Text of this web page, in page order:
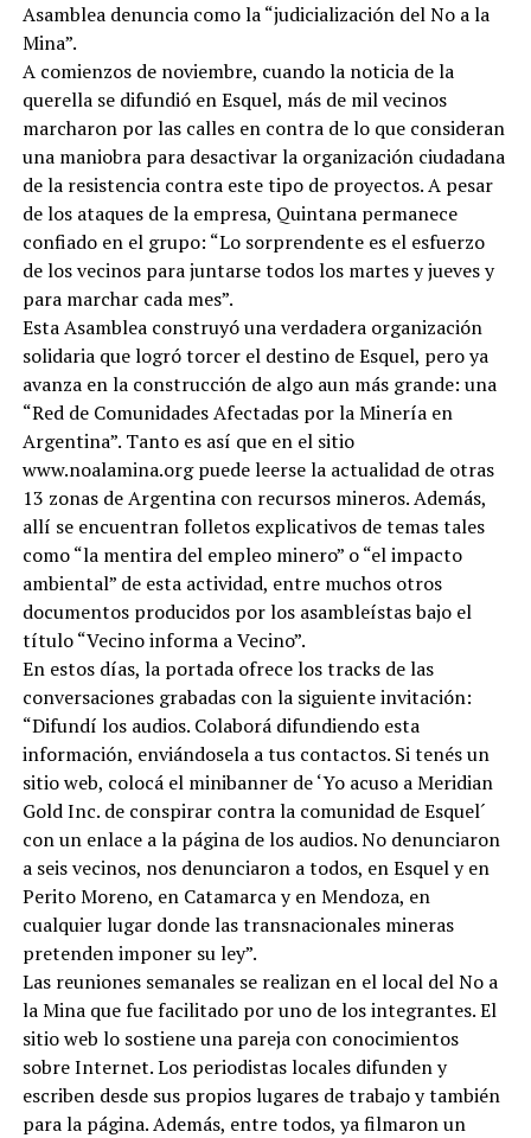
Asamblea denuncia como la “judicialización del No a la
Mina”.
A comienzos de noviembre, cuando la noticia de la
querella se difundió en Esquel, más de mil vecinos
marcharon por las calles en contra de lo que consideran
una maniobra para desactivar la organización ciudadana
de la resistencia contra este tipo de proyectos. A pesar
de los ataques de la empresa, Quintana permanece
confiado en el grupo: “Lo sorprendente es el esfuerzo
de los vecinos para juntarse todos los martes y jueves y
para marchar cada mes”.
Esta Asamblea construyó una verdadera organización
solidaria que logró torcer el destino de Esquel, pero ya
avanza en la construcción de algo aun más grande: una
“Red de Comunidades Afectadas por la Minería en
Argentina”. Tanto es así que en el sitio
www.noalamina.org puede leerse la actualidad de otras
13 zonas de Argentina con recursos mineros. Además,
allí se encuentran folletos explicativos de temas tales
como “la mentira del empleo minero” o “el impacto
ambiental” de esta actividad, entre muchos otros
documentos producidos por los asambleístas bajo el
título “Vecino informa a Vecino”.
En estos días, la portada ofrece los tracks de las
conversaciones grabadas con la siguiente invitación:
“Difundí los audios. Colaborá difundiendo esta
información, enviándosela a tus contactos. Si tenés un
sitio web, colocá el minibanner de ‘Yo acuso a Meridian
Gold Inc. de conspirar contra la comunidad de Esquel´
con un enlace a la página de los audios. No denunciaron
a seis vecinos, nos denunciaron a todos, en Esquel y en
Perito Moreno, en Catamarca y en Mendoza, en
cualquier lugar donde las transnacionales mineras
pretenden imponer su ley”.
Las reuniones semanales se realizan en el local del No a
la Mina que fue facilitado por uno de los integrantes. El
sitio web lo sostiene una pareja con conocimientos
sobre Internet. Los periodistas locales difunden y
escriben desde sus propios lugares de trabajo y también
para la página. Además, entre todos, ya filmaron un